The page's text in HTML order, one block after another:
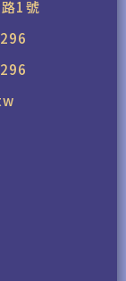
1號